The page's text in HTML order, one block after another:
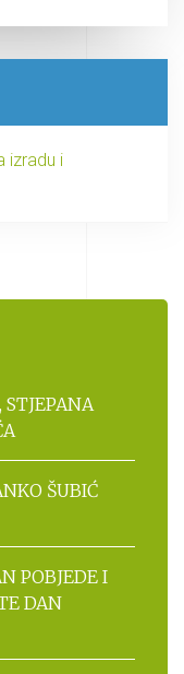
izradu i
ŠUBIĆ
POBJEDE I
DAN